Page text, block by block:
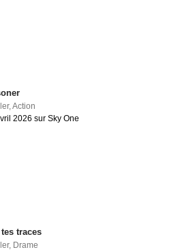
,Action
2026 sur Sky One
traces
, Drame